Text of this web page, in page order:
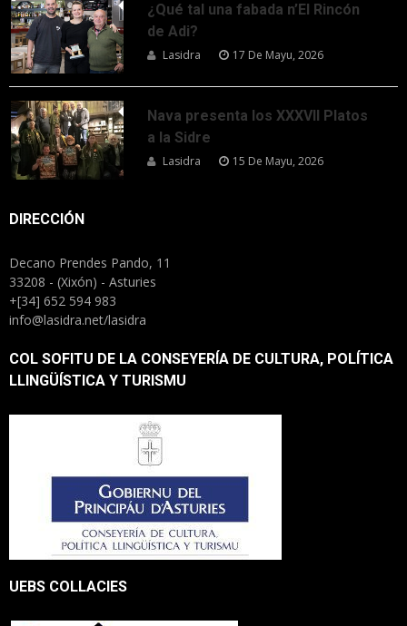
¿Qué tal una fabada n’El Rincón
de Adi?
Lasidra 17 De Mayu, 2026
Nava presenta los XXXVII Platos
a la Sidre
Lasidra 15 De Mayu, 2026
DIRECCIÓN
Decano Prendes Pando, 11
33208 - (Xixón) - Asturies
+[34] 652 594 983
info@lasidra.net/lasidra
COL SOFITU DE LA CONSEYERÍA DE CULTURA, POLÍTICA
LLINGÜÍSTICA Y TURISMU
UEBS COLLACIES